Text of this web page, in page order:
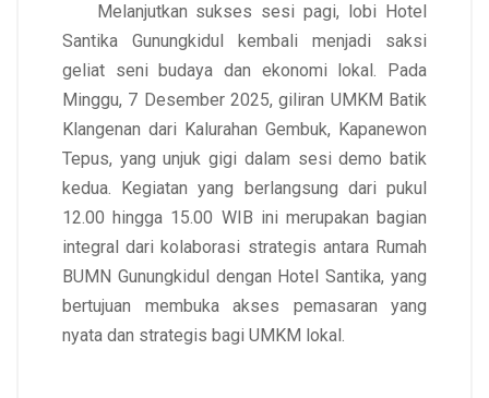
Melanjutkan sukses sesi pagi, lobi Hotel
Santika Gunungkidul kembali menjadi saksi
geliat seni budaya dan ekonomi lokal. Pada
Minggu, 7 Desember 2025, giliran UMKM Batik
Klangenan dari Kalurahan Gembuk, Kapanewon
Tepus, yang unjuk gigi dalam sesi demo batik
kedua. Kegiatan yang berlangsung dari pukul
12.00 hingga 15.00 WIB ini merupakan bagian
integral dari kolaborasi strategis antara Rumah
BUMN Gunungkidul dengan Hotel Santika, yang
bertujuan membuka akses pemasaran yang
nyata dan strategis bagi UMKM lokal.